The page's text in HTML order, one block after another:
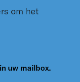
maken met
om die
(meer)
van
verkrijgen en
om het
uw mailbox.